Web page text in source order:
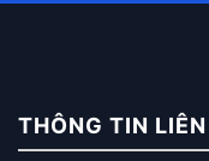
THÔNG TIN LIÊN